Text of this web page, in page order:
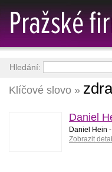
Klíčové slovo »
Daniel
Daniel Hein
Zobrazit detail
Hledání: